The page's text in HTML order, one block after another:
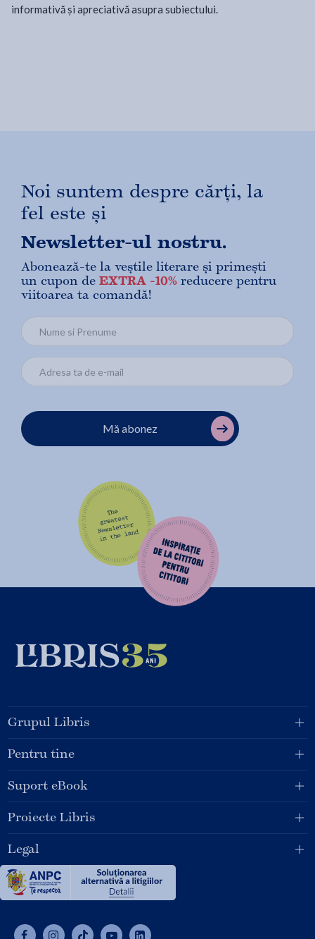
informativă și apreciativă asupra subiectului.
Noi suntem despre cărți, la
fel este și
Newsletter-ul nostru.
Abonează-te la veștile literare și primești
un cupon de EXTRA -10% reducere pentru
viitoarea ta comandă!
Mă abonez
Grupul Libris
Pentru tine
Suport eBook
Proiecte Libris
Legal